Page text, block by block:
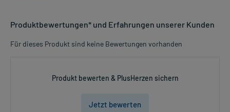
Produktbewertungen* und Erfahrungen unserer Kunden
Für dieses Produkt sind keine Bewertungen vorhanden
Produkt bewerten & PlusHerzen sichern
Jetzt bewerten